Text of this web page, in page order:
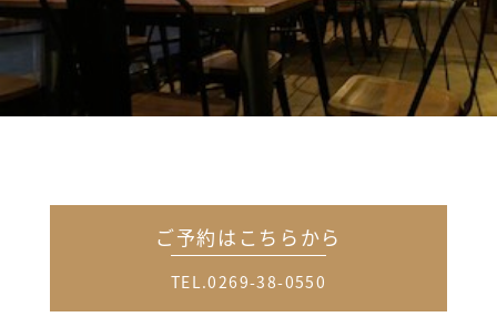
ご予約はこちらから
TEL.0269-38-0550